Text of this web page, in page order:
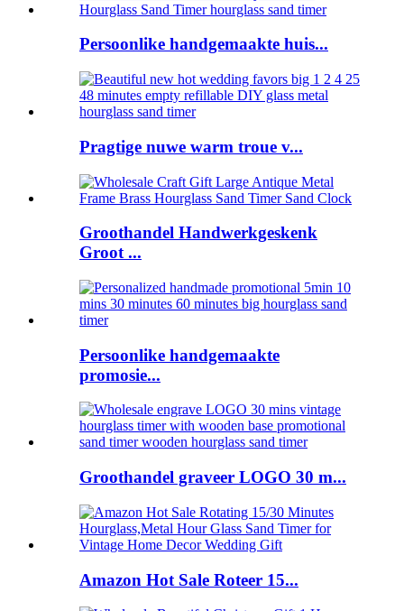
Persoonlike handgemaakte huis...
Pragtige nuwe warm troue v...
Groothandel Handwerkgeskenk
Groot ...
Persoonlike handgemaakte
promosie...
Groothandel graveer LOGO 30 m...
Amazon Hot Sale Roteer 15...